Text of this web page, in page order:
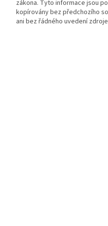
zákona. Tyto informace jsou
kopírovány bez předchozího
ani bez řádného uvedení